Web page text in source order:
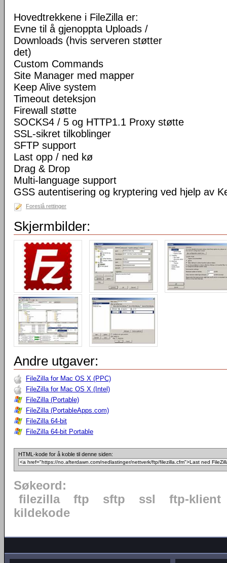
Hovedtrekkene i FileZilla er:
Evne til å gjenoppta Uploads /
Downloads (hvis serveren støtter
det)
Custom Commands
Site Manager med mapper
Keep Alive system
Timeout deteksjon
Firewall støtte
SOCKS4 / 5 og HTTP1.1 Proxy støtte
SSL-sikret tilkoblinger
SFTP support
Last opp / ned kø
Drag & Drop
Multi-language support
GSS autentisering og kryptering ved hjelp av
Foreslå rettinger
Skjermbilder:
Andre utgaver:
FileZilla for Mac OS X (PPC)
FileZilla for Mac OS X (Intel)
FileZilla (Portable)
FileZilla (PortableApps.com)
FileZilla 64-bit
FileZilla 64-bit Portable
HTML-kode for å koble til denne siden:
Søkeord:
filezilla
ftp sftp ssl
ftp-klient
kildekode